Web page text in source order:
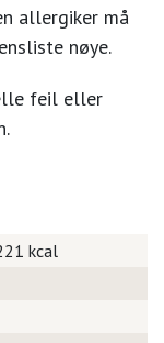
allergiker må
nøye.
feil eller
kcal